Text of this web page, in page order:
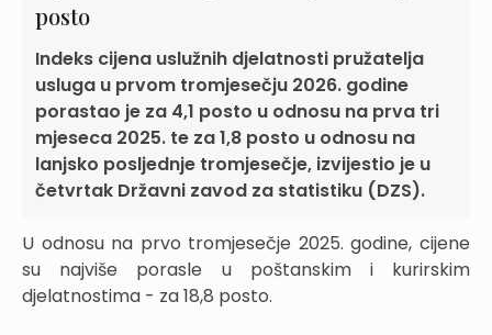
posto
Indeks cijena uslužnih djelatnosti pružatelja
usluga u prvom tromjesečju 2026. godine
porastao je za 4,1 posto u odnosu na prva tri
mjeseca 2025. te za 1,8 posto u odnosu na
lanjsko posljednje tromjesečje, izvijestio je u
četvrtak Državni zavod za statistiku (DZS).
U odnosu na prvo tromjesečje 2025. godine, cijene
su najviše porasle u poštanskim i kurirskim
djelatnostima - za 18,8 posto.